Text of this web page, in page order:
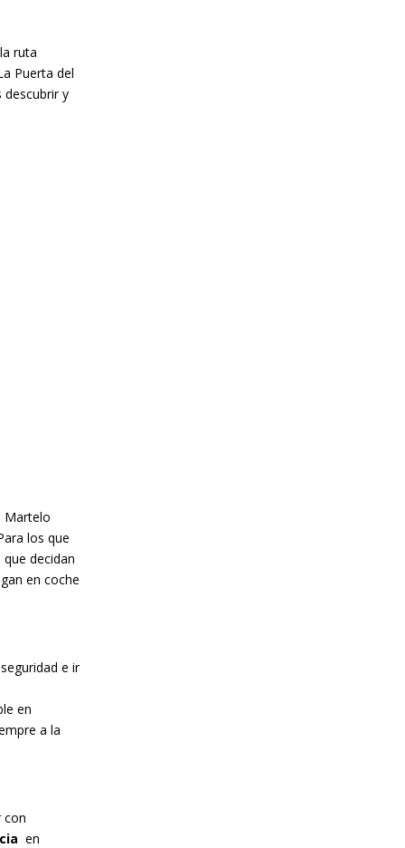
ruta
Puerta del
descubrir y
Martelo
los que
decidan
en coche
e ir
en
a la
con
en